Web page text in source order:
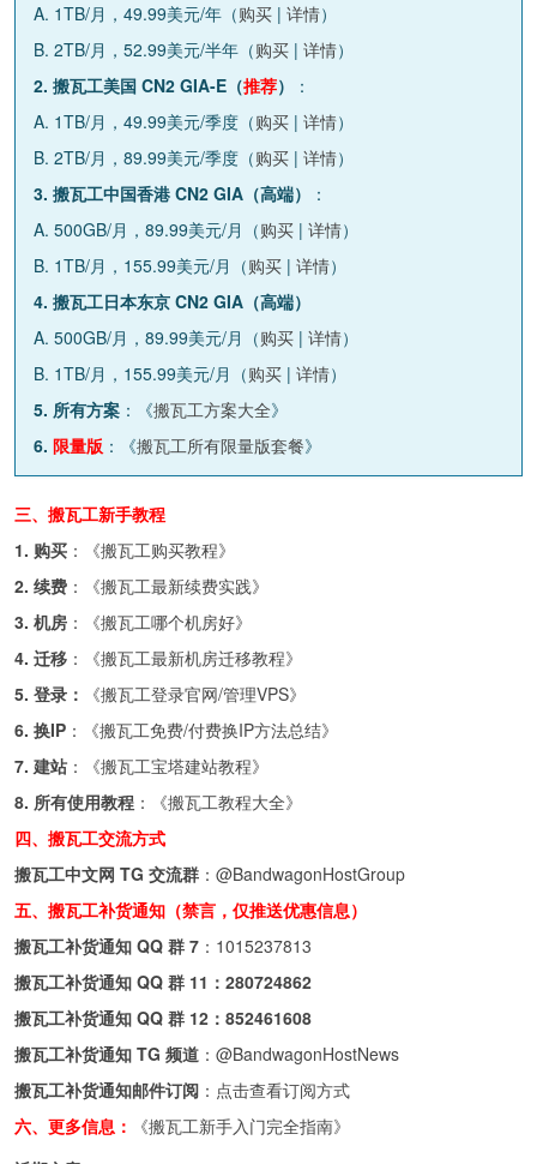
A. 1TB/月，49.99美元/年（购买 | 详情）
B. 2TB/月，52.99美元/半年（购买 | 详情）
2. 搬瓦工美国 CN2 GIA-E（推荐）
：
A. 1TB/月，49.99美元/季度（购买 | 详情）
B. 2TB/月，89.99美元/季度（购买 | 详情）
3. 搬瓦工中国香港 CN2 GIA（高端）
：
A. 500GB/月，89.99美元/月（购买 | 详情）
B. 1TB/月，155.99美元/月（购买 | 详情）
4. 搬瓦工日本东京 CN2 GIA（高端）
A. 500GB/月，89.99美元/月（购买 | 详情）
B. 1TB/月，155.99美元/月（购买 | 详情）
5. 所有方案 ：《搬瓦工方案大全》
6. 限量版 ：《搬瓦工所有限量版套餐》
三、搬瓦工新手教程
1. 购买 ：《搬瓦工购买教程》
2. 续费 ：《搬瓦工最新续费实践》
3. 机房 ：《搬瓦工哪个机房好》
4. 迁移 ：《搬瓦工最新机房迁移教程》
5. 登录：
《搬瓦工登录官网/管理VPS》
6. 换IP ：《搬瓦工免费/付费换IP方法总结》
7. 建站 ：《搬瓦工宝塔建站教程》
8. 所有使用教程 ：《搬瓦工教程大全》
四、搬瓦工交流方式
搬瓦工中文网 TG 交流群 ： @BandwagonHostGroup
五、搬瓦工补货通知（禁言，仅推送优惠信息）
搬瓦工补货通知 QQ 群 7 ： 1015237813
搬瓦工补货通知 QQ 群 11： 280724862
搬瓦工补货通知 QQ 群 12： 852461608
搬瓦工补货通知 TG 频道 ： @BandwagonHostNews
搬瓦工补货通知邮件订阅 ： 点击查看订阅方式
六、更多信息：
《搬瓦工新手入门完全指南》